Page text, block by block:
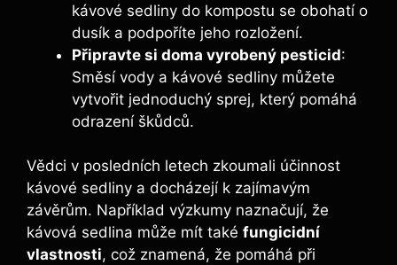
kávové⁣ sedliny do kompostu se⁢ obohatí o
dusík ⁢a podpoříte jeho rozložení.
Připravte si doma vyrobený pesticid:
Směsí ‌vody a ​kávové⁤ sedliny můžete
vytvořit ‌jednoduchý‍ sprej,⁤ který pomáhá
odrazení škůdců.
Vědci v posledních letech⁣ zkoumali účinnost
kávové⁤ sedliny a docházejí⁣ k zajímavým
závěrům. Například výzkumy naznačují, ​že
kávová sedlina může mít také fungicidní
vlastnosti, což znamená, že pomáhá​ při